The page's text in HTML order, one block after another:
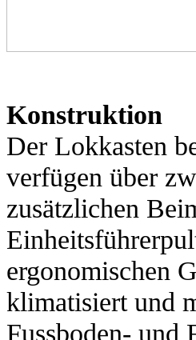
Konstruktion
Der Lokkasten
verfügen über
zusätzlichen
ergonomischen
klimatisiert und
Fussboden- und